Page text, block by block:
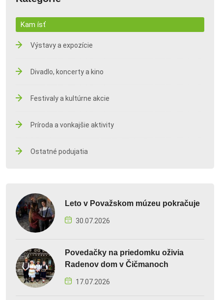
Kam ísť
Výstavy a expozície
Divadlo, koncerty a kino
Festivaly a kultúrne akcie
Príroda a vonkajšie aktivity
Ostatné podujatia
Leto v Považskom múzeu pokračuje
30.07.2026
Povedačky na priedomku oživia
Radenov dom v Čičmanoch
17.07.2026